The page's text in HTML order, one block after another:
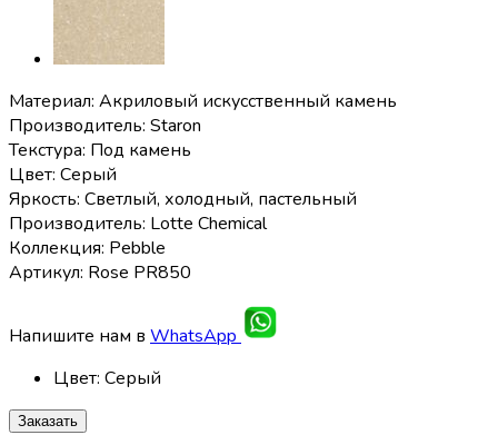
Материал: Акриловый искусственный камень
Производитель: Staron
Текстура: Под камень
Цвет: Серый
Яркость: Светлый, холодный, пастельный
Производитель: Lotte Chemical
Коллекция: Pebble
Артикул: Rose PR850
Напишите нам в WhatsApp
Цвет: Серый
Заказать